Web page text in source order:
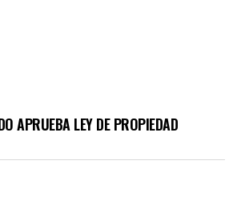
APRUEBA LEY DE PROPIEDAD